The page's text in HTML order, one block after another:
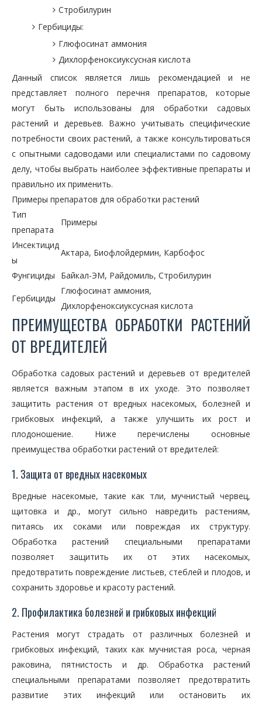
Стробилурин
Гербициды:
Глюфосинат аммония
Дихлорфеноксиуксусная кислота
Данный список является лишь рекомендацией и не
представляет полного перечня препаратов, которые
могут быть использованы для обработки садовых
растений и деревьев. Важно учитывать специфические
потребности своих растений, а также консультироваться
с опытными садоводами или специалистами по садовому
делу, чтобы выбрать наиболее эффективные препараты и
правильно их применить.
Примеры препаратов для обработки растений
Тип
препарата
Примеры
Инсектицид
ы
Актара, Биофлойдермин, Карбофос
Фунгициды Байкал-ЭМ, Райдомиль, Стробилурин
Гербициды
Глюфосинат аммония,
Дихлорфеноксиуксусная кислота
ПРЕИМУЩЕСТВА ОБРАБОТКИ РАСТЕНИЙ
ОТ ВРЕДИТЕЛЕЙ
Обработка садовых растений и деревьев от вредителей
является важным этапом в их уходе. Это позволяет
защитить растения от вредных насекомых, болезней и
грибковых инфекций, а также улучшить их рост и
плодоношение. Ниже перечислены основные
преимущества обработки растений от вредителей:
1. Защита от вредных насекомых
Вредные насекомые, такие как тли, мучнистый червец,
щитовка и др., могут сильно навредить растениям,
питаясь их соками или повреждая их структуру.
Обработка растений специальными препаратами
позволяет защитить их от этих насекомых,
предотвратить повреждение листьев, стеблей и плодов, и
сохранить здоровье и красоту растений.
2. Профилактика болезней и грибковых инфекций
Растения могут страдать от различных болезней и
грибковых инфекций, таких как мучнистая роса, черная
раковина, пятнистость и др. Обработка растений
специальными препаратами позволяет предотвратить
развитие этих инфекций или остановить их